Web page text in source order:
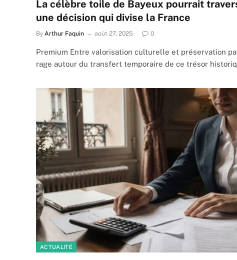
La célèbre toile de Bayeux pourrait
une décision qui divise la France
By Arthur Faquin août 27, 2025 0
Premium Entre valorisation culturelle et préservation
rage autour du transfert temporaire de ce trésor
ACTUALITÉ